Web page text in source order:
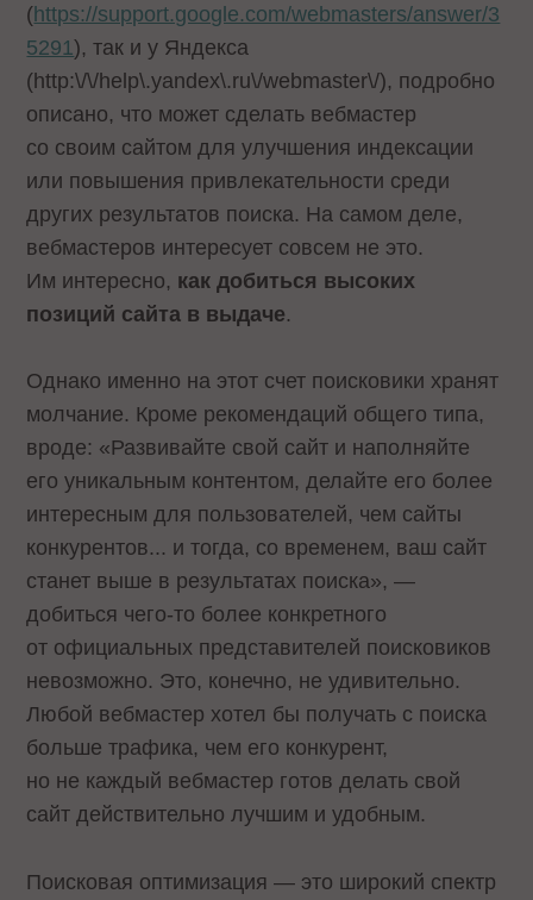
(https://support.google.com/webmasters/answer/3
5291), так и у Яндекса
(http:\/\/help\.yandex\.ru\/webmaster\/), подробно
описано, что может сделать вебмастер
со своим сайтом для улучшения индексации
или повышения привлекательности среди
других результатов поиска. На самом деле,
вебмастеров интересует совсем не это.
Им интересно, как добиться высоких
позиций сайта в выдаче.
Однако именно на этот счет поисковики хранят
молчание. Кроме рекомендаций общего типа,
вроде: «Развивайте свой сайт и наполняйте
его уникальным контентом, делайте его более
интересным для пользователей, чем сайты
конкурентов... и тогда, со временем, ваш сайт
станет выше в результатах поиска», —
добиться чего-то более конкретного
от официальных представителей поисковиков
невозможно. Это, конечно, не удивительно.
Любой вебмастер хотел бы получать с поиска
больше трафика, чем его конкурент,
но не каждый вебмастер готов делать свой
сайт действительно лучшим и удобным.
Поисковая оптимизация — это широкий спектр